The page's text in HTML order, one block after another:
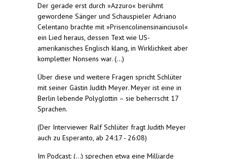
Der gerade erst durch »Azzuro« berühmt
gewordene Sänger und Schauspieler Adriano
Celentano brachte mit »Prisencolinensinainciusol«
ein Lied heraus, dessen Text wie US-
amerikanisches Englisch klang, in Wirklichkeit aber
kompletter Nonsens war. (...)
Über diese und weitere Fragen spricht Schlüter
mit seiner Gästin Judith Meyer. Meyer ist eine in
Berlin lebende Polyglottin – sie beherrscht 17
Sprachen.
(Der Interviewer Ralf Schlüter fragt Judith Meyer
auch zu Esperanto, ab 24:17 - 26:08)
Im Podcast: (...) sprechen etwa eine Milliarde